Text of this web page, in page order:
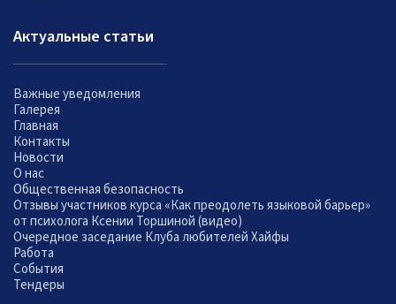
Актуальные статьи
Важные уведомления
Галерея
Главная
Контакты
Новости
О нас
Общественная безопасность
Отзывы участников курса «Как преодолеть языковой барьер»
от психолога Ксении Торшиной (видео)
Очередное заседание Клуба любителей Хайфы
Работа
События
Тендеры